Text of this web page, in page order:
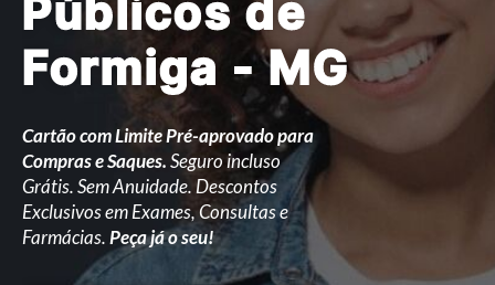
Públicos de
Formiga - MG
Cartão com Limite Pré-aprovado para
Compras e Saques.Seguro incluso
Grátis. Sem Anuidade. Descontos
Exclusivos em Exames, Consultas e
Farmácias.Peça já o seu!